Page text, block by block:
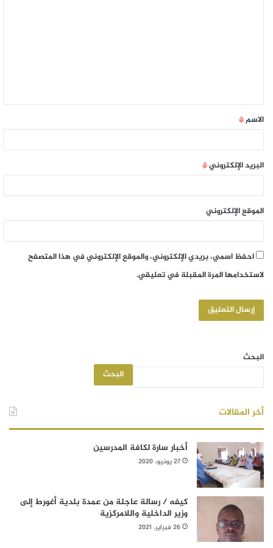
الاسم*
البريد الإلكتروني*
الموقع الإلكتروني
احفظ اسمي، بريدي الإلكتروني، والموقع الإلكتروني في هذا المتصفح
لاستخدامها المرة المقبلة في تعليقي.
البحث
البحث
أخر المقالات
أخبار سارة لكافة المدرسين
27 يونيو، 2020
كيفه / رسالة عاجلة من عمدة بلدية أغورط إلى
وزير الداخلية واللامركزية
26 فبراير، 2021